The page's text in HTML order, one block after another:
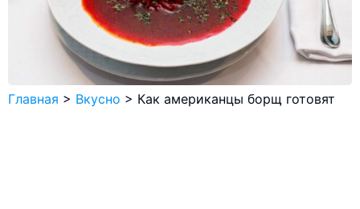
Главная > Вкусно > Как американцы борщ готовят